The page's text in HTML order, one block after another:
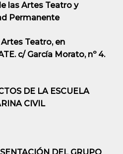
las Artes Teatro y
Permanente
Teatro, en
c/ García Morato, nº 4.
DE LA ESCUELA
CIVIL